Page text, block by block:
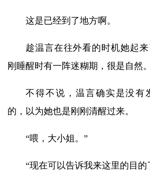
这是已经到了地方啊。
趁温言在往外看的时机她起
刚睡醒时有一阵迷糊期，很是自然。
不得不说，温言确实是没有
的，以为她也是刚刚清醒过来。
“喂，大小姐。”
“现在可以告诉我来这里的目的